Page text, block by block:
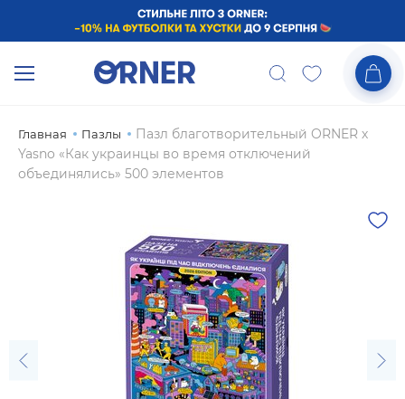
Главная Пазлы
Пазл благотворительный ORNER х
Yasno «Как украинцы во время отключений
объединялись» 500 элементов